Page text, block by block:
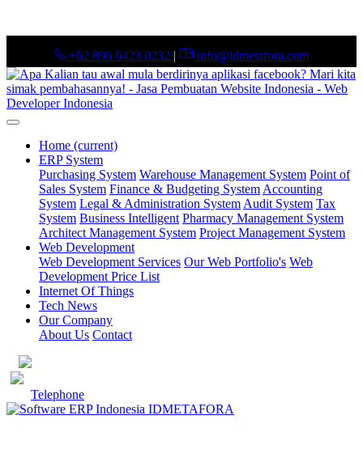
+62 896 6423 0232 | info@idmetafora.com
Home (current)
ERP System
Purchasing System Warehouse Management System Point of
Sales System Finance & Budgeting System Accounting
System Legal & Administration System Audit System Tax
System Business Intelligent Pharmacy Management System
Architect Management System Project Management System
Web Development
Web Development Services Our Web Portfolio's Web
Development Price List
Internet Of Things
Tech News
Our Company
About Us Contact
Telephone